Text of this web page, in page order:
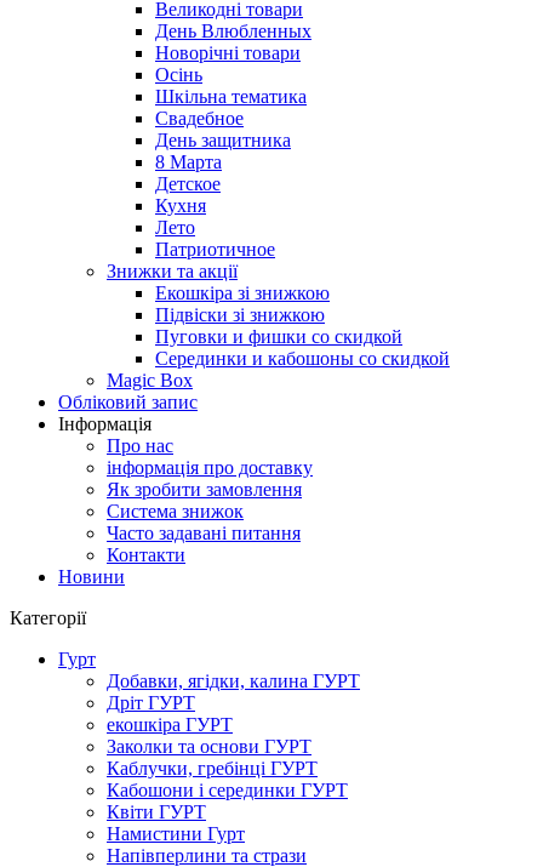
Великодні товари
День Влюбленных
Новорічні товари
Осінь
Шкільна тематика
Свадебное
День защитника
8 Марта
Детское
Кухня
Лето
Патриотичное
Знижки та акції
Екошкіра зі знижкою
Підвіски зі знижкою
Пуговки и фишки со скидкой
Серединки и кабошоны со скидкой
Magic Box
Обліковий запис
Інформація
Про нас
інформація про доставку
Як зробити замовлення
Система знижок
Часто задавані питання
Контакти
Новини
Категорії
Гурт
Добавки, ягідки, калина ГУРТ
Дріт ГУРТ
екошкіра ГУРТ
Заколки та основи ГУРТ
Каблучки, гребінці ГУРТ
Кабошони і серединки ГУРТ
Квіти ГУРТ
Намистини Гурт
Напівперлини та стрази